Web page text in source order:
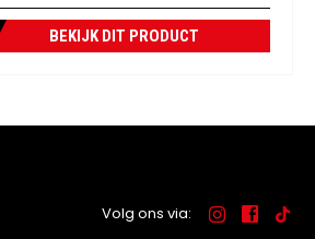
BEKIJK DIT PRODUCT
Volg ons via: